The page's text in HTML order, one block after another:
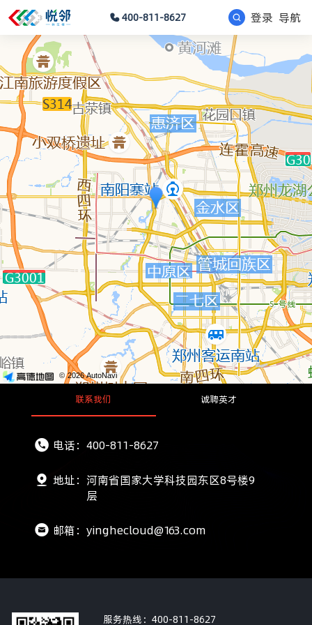
400-811-8627 登录 导航
© 2026 AutoNavi
联系我们 诚聘英才
电话：400-811-8627
地址：河南省国家大学科技园东区8号楼9
层
邮箱：yinghecloud@163.com
服务热线： 400-811-8627